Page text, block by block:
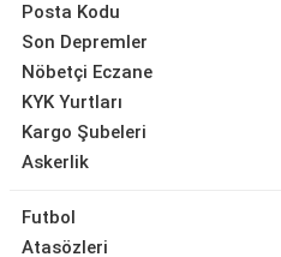
Posta Kodu
Son Depremler
Nöbetçi Eczane
KYK Yurtları
Kargo Şubeleri
Askerlik
Futbol
Atasözleri